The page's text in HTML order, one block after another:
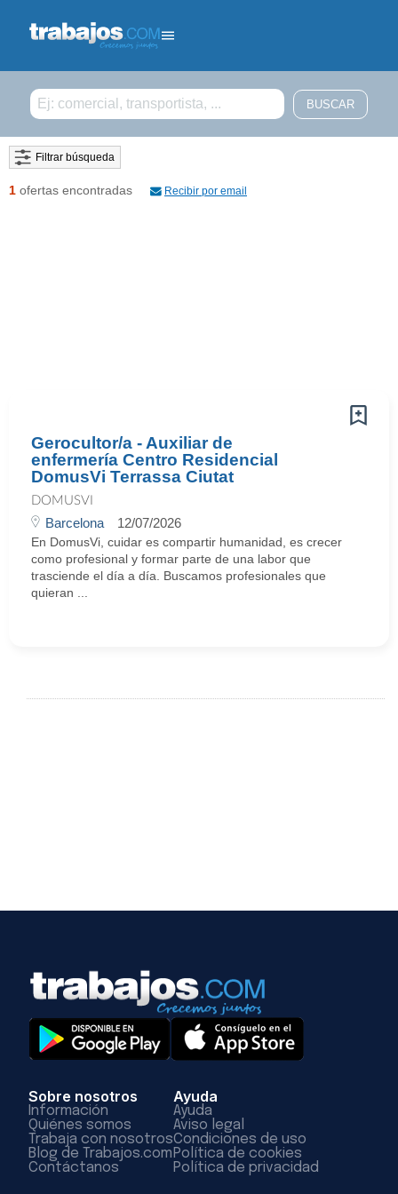
Filtrar búsqueda
1 ofertas encontradas Recibir por email
Gerocultor/a - Auxiliar de
enfermería Centro Residencial
DomusVi Terrassa Ciutat
DOMUSVI
Barcelona 12/07/2026
En DomusVi, cuidar es compartir humanidad, es crecer
como profesional y formar parte de una labor que
trasciende el día a día. Buscamos profesionales que
quieran ...
Sobre nosotros
Información
Quiénes somos
Trabaja con nosotros
Blog de Trabajos.com
Contáctanos
Ayuda
Ayuda
Aviso legal
Condiciones de uso
Política de cookies
Política de privacidad